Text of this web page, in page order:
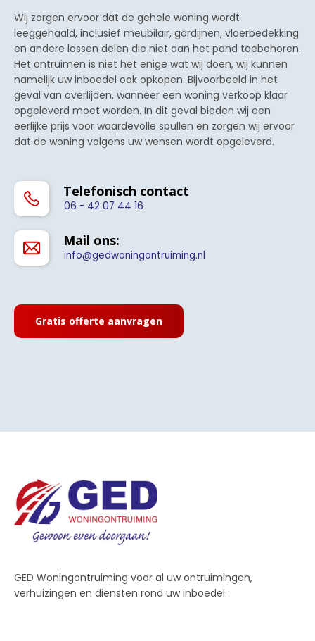
Wij zorgen ervoor dat de gehele woning wordt
leeggehaald, inclusief meubilair, gordijnen, vloerbedekking
en andere lossen delen die niet aan het pand toebehoren.
Het ontruimen is niet het enige wat wij doen, wij kunnen
namelijk uw inboedel ook opkopen. Bijvoorbeeld in het
geval van overlijden, wanneer een woning verkoop klaar
opgeleverd moet worden. In dit geval bieden wij een
eerlijke prijs voor waardevolle spullen en zorgen wij ervoor
dat de woning volgens uw wensen wordt opgeleverd.
Telefonisch contact
06 - 42 07 44 16
Mail ons:
info@gedwoningontruiming.nl
Gratis offerte aanvragen
GED Woningontruiming voor al uw ontruimingen,
verhuizingen en diensten rond uw inboedel.